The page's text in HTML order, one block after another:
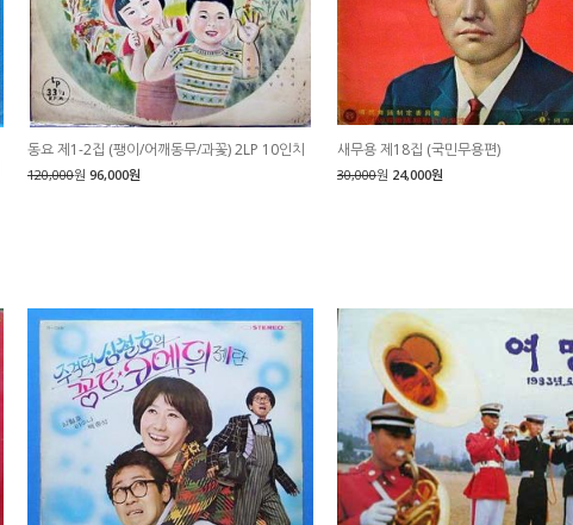
동요 제1-2집 (팽이/어깨동무/과꽃) 2LP 10인치
120,000원 96,000원
새무용 제18집 (국민무용편)
30,000원 24,000원